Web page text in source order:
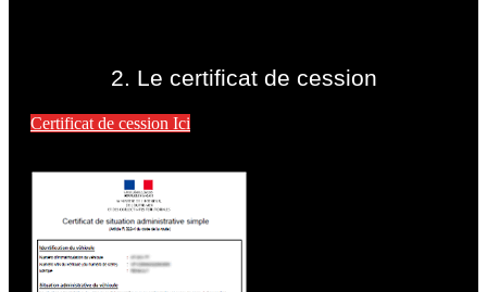
2. Le certificat de cession
Certificat de cession Ici